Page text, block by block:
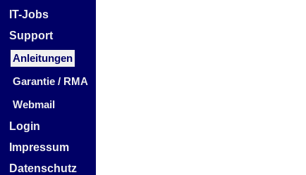
IT-Jobs
Support
Anleitungen
Garantie / RMA
Webmail
Login
Impressum
Datenschutz